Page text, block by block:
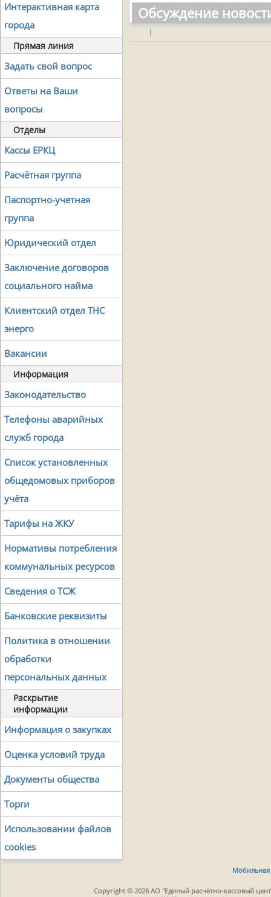
Интерактивная карта
города
Прямая линия
Задать свой вопрос
Ответы на Ваши
вопросы
Отделы
Кассы ЕРКЦ
Расчётная группа
Паспортно-учетная
группа
Юридический отдел
Заключение договоров
социального найма
Клиентский отдел ТНС
энерго
Вакансии
Информация
Законодательство
Телефоны аварийных
служб города
Список установленных
общедомовых приборов
учёта
Тарифы на ЖКУ
Нормативы потребления
коммунальных ресурсов
Сведения о ТСЖ
Банковские реквизиты
Политика в отношении
обработки
персональных данных
Раскрытие
информации
Информация о закупках
Оценка условий труда
Документы общества
Торги
Использовании файлов
cookies
Обсуждение
|
Мобильная
Copyright © 2026 АО "Единый расчётно-кассовый